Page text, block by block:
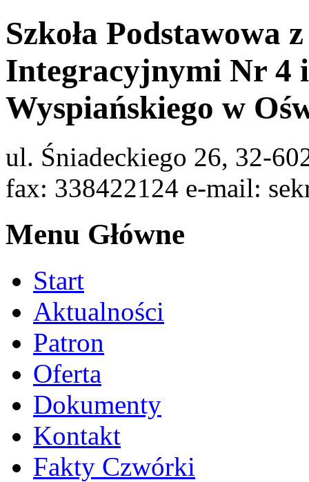
Szkoła Podstawowa
Integracyjnymi Nr 4
Wyspiańskiego w
ul. Śniadeckiego 26, 32-
fax: 338422124 e-mail:
Menu Główne
Start
Aktualności
Patron
Oferta
Dokumenty
Kontakt
Fakty Czwórki